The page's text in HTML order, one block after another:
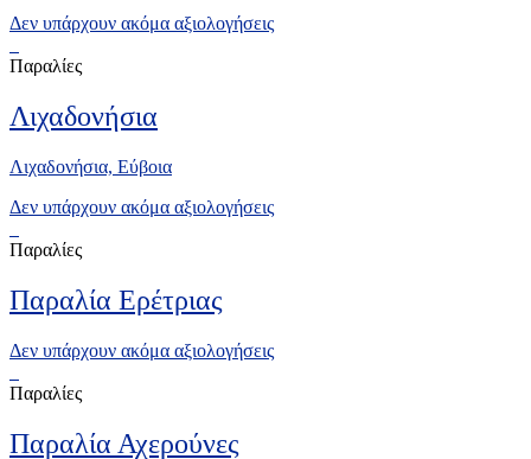
Δεν υπάρχουν ακόμα αξιολογήσεις
Παραλίες
Λιχαδονήσια
Λιχαδονήσια, Εύβοια
Δεν υπάρχουν ακόμα αξιολογήσεις
Παραλίες
Παραλία Ερέτριας
Δεν υπάρχουν ακόμα αξιολογήσεις
Παραλίες
Παραλία Αχερούνες